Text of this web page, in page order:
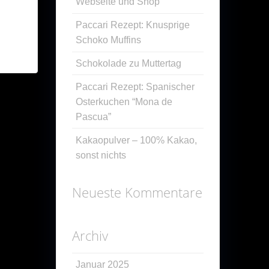
Paccari Rezept: Knusprige
Schoko Muffins
Schokolade zu Muttertag
Paccari Rezept: Spanischer
Osterkuchen “Mona de
Pascua”
Kakaopulver – 100% Kakao,
sonst nichts
Neueste Kommentare
Archiv
Januar 2025